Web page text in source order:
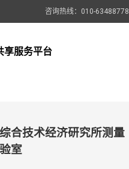
咨询热线：010-63488778
享服务平台
合技术经济研究所测量
室